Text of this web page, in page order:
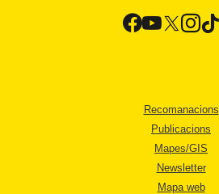
Recomanacions
Publicacions
Mapes/GIS
Newsletter
Mapa web